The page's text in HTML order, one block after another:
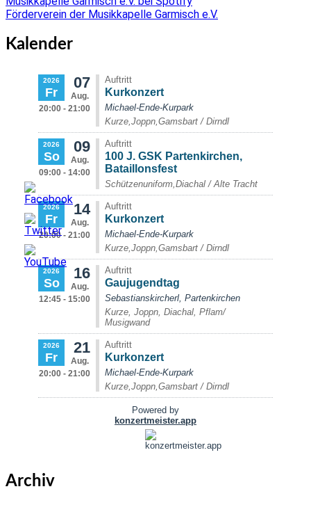
Förderverein der Musikkapelle Garmisch e.V.
Kalender
Archiv